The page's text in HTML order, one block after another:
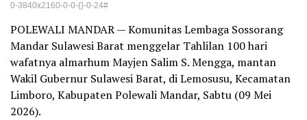
0-3840x2160-0-0-{}-0-24#
POLEWALI MANDAR — Komunitas Lembaga Sossorang
Mandar Sulawesi Barat menggelar Tahlilan 100 hari
wafatnya almarhum Mayjen Salim S. Mengga, mantan
Wakil Gubernur Sulawesi Barat, di Lemosusu, Kecamatan
Limboro, Kabupaten Polewali Mandar, Sabtu (09 Mei
2026).